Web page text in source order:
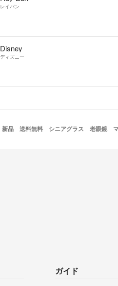
レイバン
Disney
ディズニー
新品 送料無料 シニアグラス 老眼鏡
ガイド